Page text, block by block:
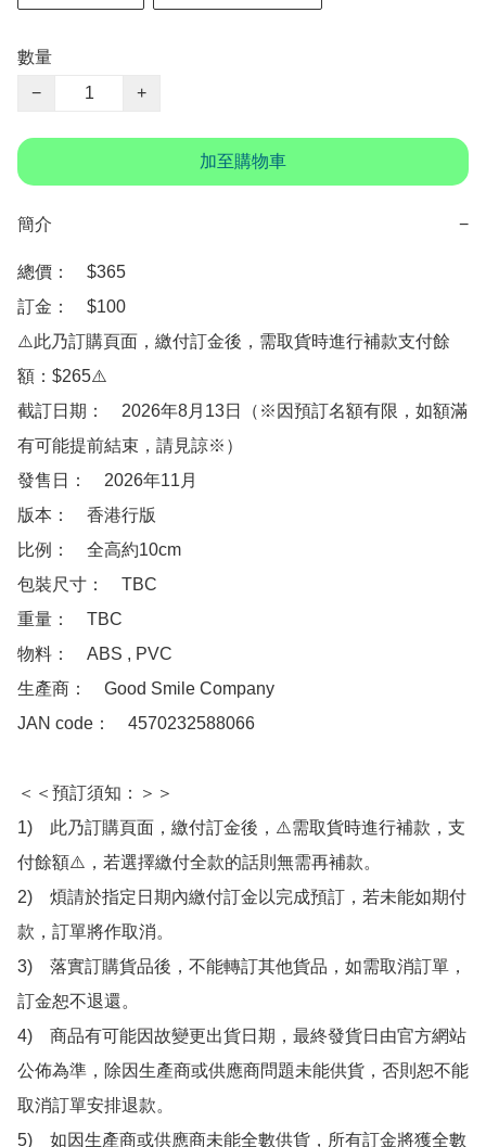
數量
−
+
加至購物車
簡介 −
總價：　$365
訂金：　$100
⚠️此乃訂購頁面，繳付訂金後，需取貨時進行補款支付餘
額：$265⚠️
截訂日期：　2026年8月13日（※因預訂名額有限，如額滿
有可能提前結束，請見諒※）
發售日：　2026年11月
版本：　香港行版
比例：　全高約10cm
包裝尺寸：　TBC
重量：　TBC
物料：　ABS , PVC
生產商：　Good Smile Company
JAN code：　4570232588066
＜＜預訂須知：＞＞
1)　此乃訂購頁面，繳付訂金後，⚠️需取貨時進行補款，支
付餘額⚠️，若選擇繳付全款的話則無需再補款。
2)　煩請於指定日期內繳付訂金以完成預訂，若未能如期付
款，訂單將作取消。
3)　落實訂購貨品後，不能轉訂其他貨品，如需取消訂單，
訂金恕不退還。
4)　商品有可能因故變更出貨日期，最終發貨日由官方網站
公佈為準，除因生產商或供應商問題未能供貨，否則恕不能
取消訂單安排退款。
5)　如因生產商或供應商未能全數供貨，所有訂金將獲全數